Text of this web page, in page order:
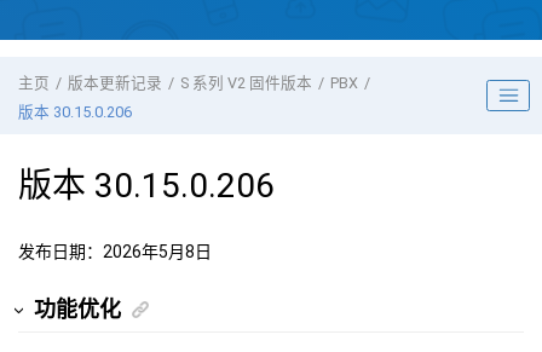
主页 版本更新记录 S 系列 V2 固件版本
PBX
版本 30.15.0.206
版本 30.15.0.206
发布日期：2026年5月8日
功能优化